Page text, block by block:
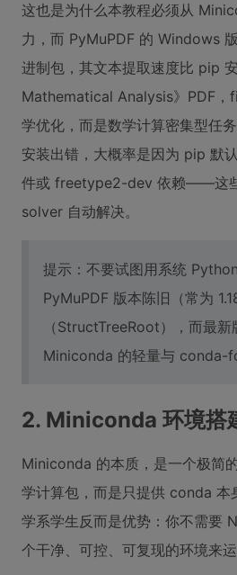
这也是为什么本教程必须从
力，而 PyMuPDF 的 Windows
进制包，其文本提取速度比 pip
Mathematical Analysis》PDF
学优化，而是数学计算密集型任
安装出错，大概率是因为 pip 默
件或 freetype2-dev 依赖——这
solver 自动解决。
提示：不要试图用系统
PyMuPDF 版本陈旧（常为
（StructTreeRoot），而最
Miniconda 的轻量与 conda-
2. Miniconda 环境搭
Miniconda 的本质，是一个极简
学计算包，而是只提供 conda
学系学生反而是优势：你不需要
个干净、可控、可复现的环境来